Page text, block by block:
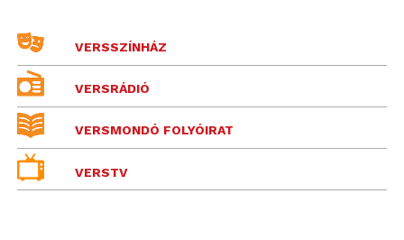
VERSSZÍNHÁZ
VERSRÁDIÓ
VERSMONDÓ FOLYÓIRAT
VERSTV